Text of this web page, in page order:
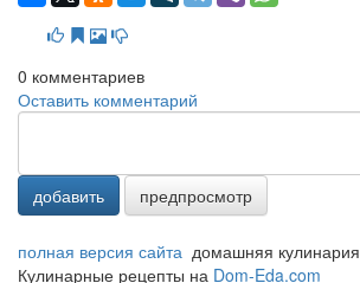
0 комментариев
Оставить комментарий
добавить предпросмотр
полная версия сайта домашняя кулинария
Кулинарные рецепты на Dom-Eda.com